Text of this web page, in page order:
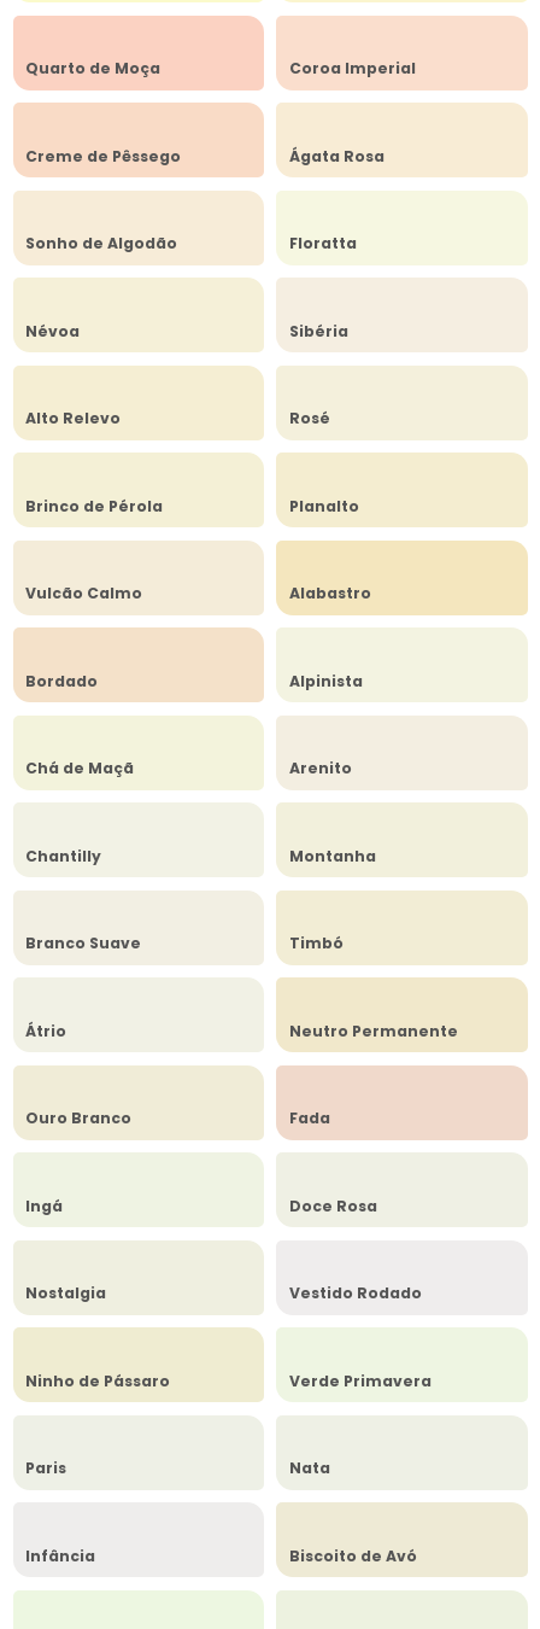
Quarto de Moça Coroa Imperial
Creme de Pêssego Ágata Rosa
Sonho de Algodão Floratta
Névoa Sibéria
Alto Relevo Rosé
Brinco de Pérola Planalto
Vulcão Calmo Alabastro
Bordado Alpinista
Chá de Maçã Arenito
Chantilly Montanha
Branco Suave Timbó
Átrio Neutro Permanente
Ouro Branco Fada
Ingá Doce Rosa
Nostalgia Vestido Rodado
Ninho de Pássaro Verde Primavera
Paris Nata
Infância Biscoito de Avó